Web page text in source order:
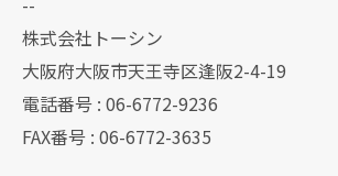
株式会社トーシン
大阪府大阪市天王寺区逢阪2-4-19
電話番号 : 06-6772-9236
FAX番号 : 06-6772-3635